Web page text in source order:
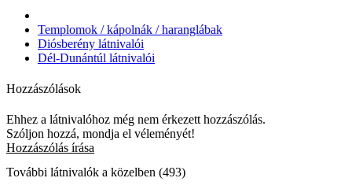
Templomok / kápolnák / haranglábak
Diósberény látnivalói
Dél-Dunántúl látnivalói
Hozzászólások
Ehhez a látnivalóhoz még nem érkezett hozzászólás.
Szóljon hozzá, mondja el véleményét!
Hozzászólás írása
További látnivalók a közelben (493)